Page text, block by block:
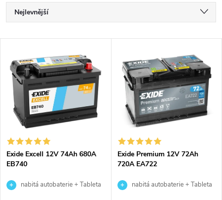
Ř
a
z
e
n
í
p
r
Nejlevnější
Abecedně
ý
p
s
p
Exide Excell 12V 74Ah 680A
EB740
nabitá autobaterie + Tableta
Exide Premium 12V 72Ah
720A EA722
nabitá autobaterie + Tableta